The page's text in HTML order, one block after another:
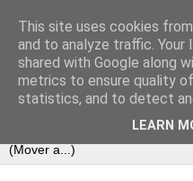
This site uses cookies
and to analyze traffic. Your
shared with Google along
metrics to ensure quality
statistics, and to detect
LEARN